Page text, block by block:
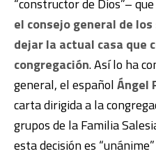
“constructor de Dios”–
el consejo general de
dejar la actual casa que
congregación. Así lo ha
general, el españolÁngel
carta dirigida a la
grupos de la Familia
esta decisión es